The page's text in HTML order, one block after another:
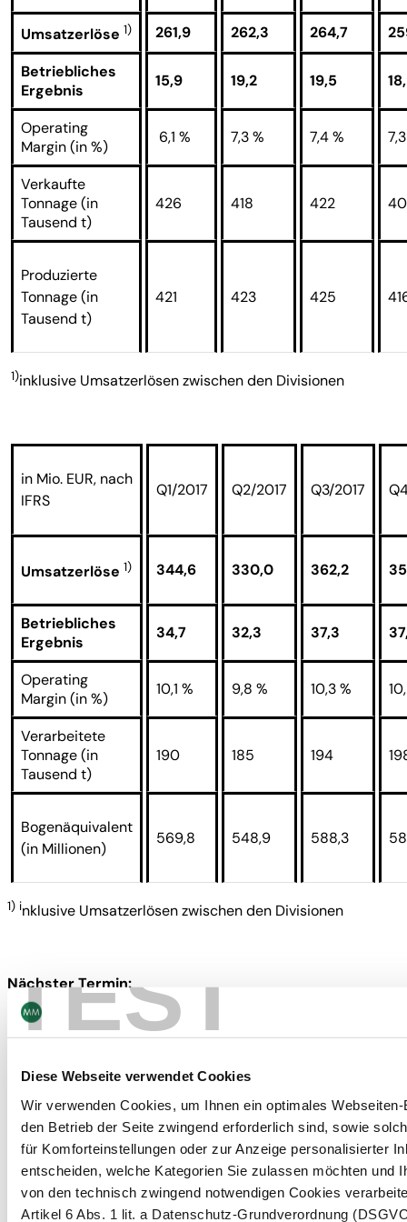
TEST
Diese Webseite verwendet Cookies
Wir verwenden Cookies, um Ihnen ein optimales
den Betrieb der Seite zwingend erforderlich sind, sowie
für Komforteinstellungen oder zur Anzeige personalisierter
entscheiden, welche Kategorien Sie zulassen möchten und
von den technisch zwingend notwendigen Cookies
Artikel 6 Abs. 1 lit. a Datenschutz-Grundverordnung
Umsatzerlöse 1) 261,9 262,3 264,7
Betriebliches
Ergebnis
15,9 19,2 19,5
Operating
Margin (in %)
6,1 % 7,3 % 7,4 %
Verkaufte
Tonnage (in
Tausend t)
426 418 422
Produzierte
Tonnage (in
Tausend t)
421 423 425
1)inklusive Umsatzerlösen zwischen den Divisionen
in Mio. EUR, nach
IFRS
Q1/2017 Q2/2017 Q3/2017
Umsatzerlöse 1) 344,6 330,0 362,2
Betriebliches
Ergebnis
34,7 32,3 37,3
Operating
Margin (in %)
10,1 % 9,8 % 10,3 %
Verarbeitete
Tonnage (in
Tausend t)
190 185 194
Bogenäquivalent
(in Millionen)
569,8 548,9 588,3
1) inklusive Umsatzerlösen zwischen den Divisionen
Nächster Termin:
19. März 2019: Jahresergebnis 2018
Navigation Werkzeuge
Kontakt
Newsletter abonnieren